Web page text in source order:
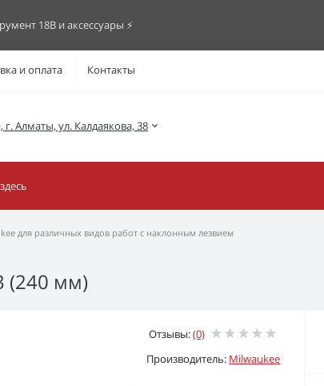
18В и аксессуары ⚡️
и оплата Контакты
г. Алматы, ул. Калдаякова, 38
для различных видов работ с наклонным лезвием
(240 мм)
Отзывы:(0)
Производитель: Milwaukee